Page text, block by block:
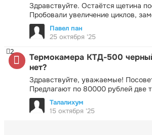
Здравствуйте. Остаётся щетина
Пробовали увеличение циклов,
Павел пан
25 октября '25
Термокамера КТД-500
нет?
Здравствуйте, уважаемые!
Предлагают по 80000 рублей две
2
Талалихум
15 октября '25